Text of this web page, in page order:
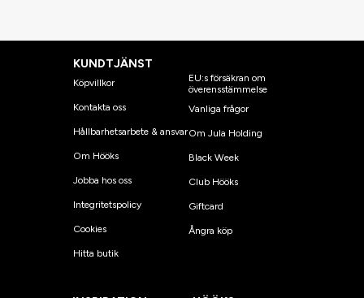
KUNDTJÄNST
Köpvillkor
Kontakta oss
Hållbarhetsarbete & ansvar
Om Hööks
Jobba hos oss
Integritetspolicy
Cookies
Hitta butik
EU:s försäkran om
överensstämmelse
Vanliga frågor
Om Jula Holding
Black Week
Club Hööks
Giftcard
Ångra köp